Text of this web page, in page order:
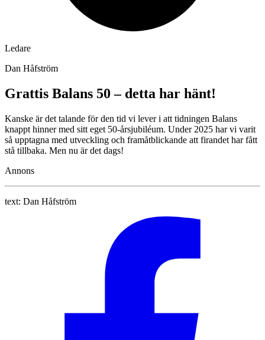
Ledare
Dan Håfström
Grattis Balans 50 – detta har hänt!
Kanske är det talande för den tid vi lever i att tidningen Balans
knappt hinner med sitt eget 50-årsjubiléum. Under 2025 har vi varit
så upptagna med utveckling och framåtblickande att firandet har fått
stå tillbaka. Men nu är det dags!
Annons
text: Dan Håfström